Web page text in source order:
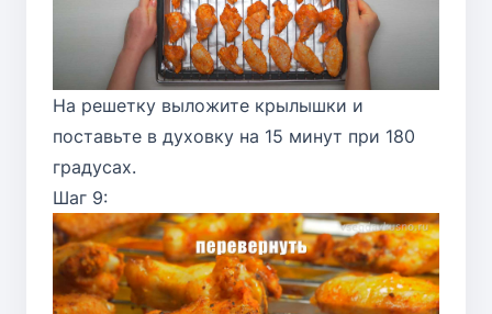
На решетку выложите крылышки и
поставьте в духовку на 15 минут при 180
градусах.
Шаг 9: